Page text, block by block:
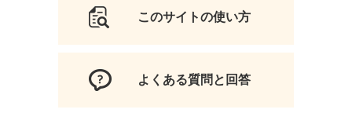
このサイトの使い方
よくある質問と回答